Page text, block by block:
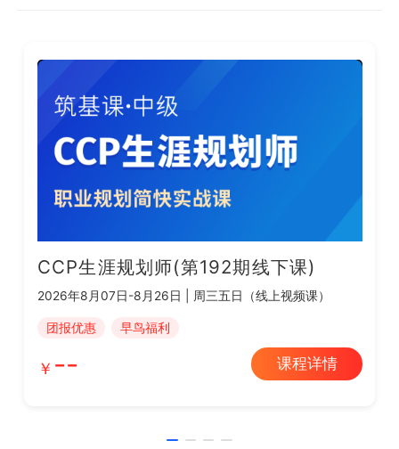
CCP生涯规划师(第192期线下课)
2026年8月07日-8月26日 | 周三五日（线上视频课）
团报优惠 早鸟福利
-- 课程详情